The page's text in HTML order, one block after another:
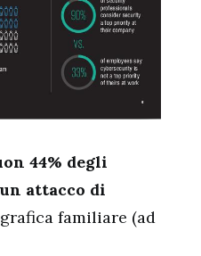
44% degli
attacco di
familiare (ad